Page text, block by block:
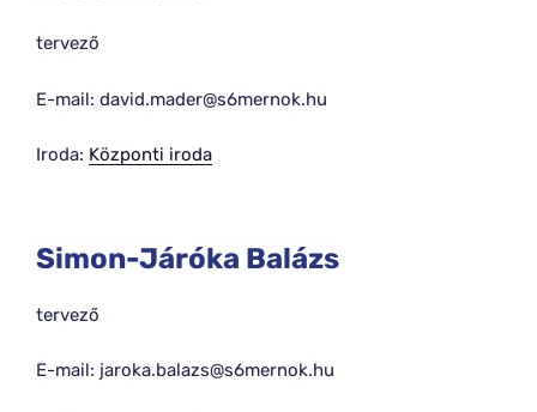
tervező
E-mail: david.mader@s6mernok.hu
Iroda: Központi iroda
Simon-Járóka Balázs
tervező
E-mail: jaroka.balazs@s6mernok.hu